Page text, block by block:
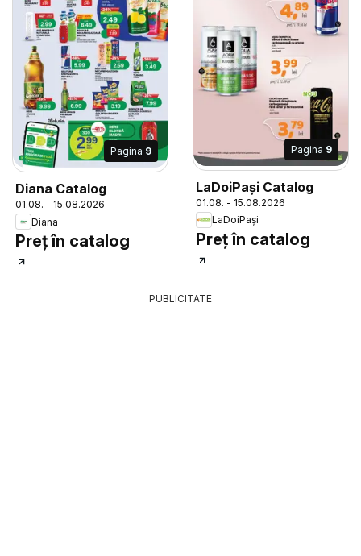
Pagina 9
Diana Catalog
01.08. - 15.08.2026
Diana
Preț în catalog
Pagina 9
LaDoiPași Catalog
01.08. - 15.08.2026
LaDoiPași
Preț în catalog
PUBLICITATE